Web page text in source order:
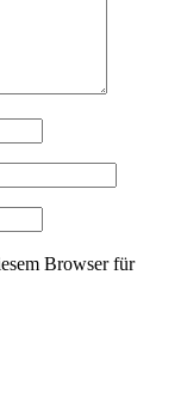
Browser für